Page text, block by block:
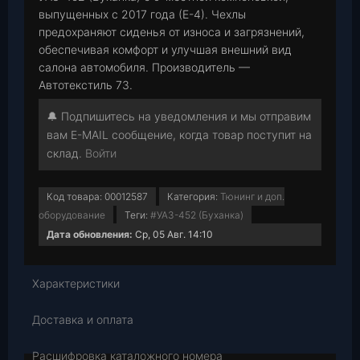
выпущенных с 2017 года (Е-4). Чехлы
предохраняют сиденья от износа и загрязнений,
обеспечивая комфорт и улучшая внешний вид
салона автомобиля. Производитель —
Автотекстиль 73.
🔔 Подпишитесь на уведомления и мы отправим
вам E-MAIL сообщение, когда товар поступит на
склад. Войти
Код товара: 00012587 Категория: Тюнинг и доп.
оборудование
Теги: #УАЗ-452 (Буханка)
Дата обновления: Ср, 05 Авг. 14:10
Характеристики
Доставка и оплата
Расшифровка каталожного номера